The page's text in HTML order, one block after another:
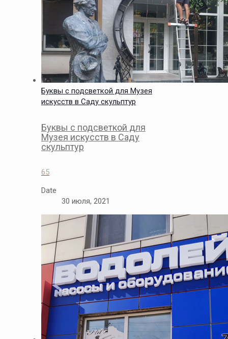
Буквы с подсветкой для Музея
искусств в Саду скульптур
Буквы с подсветкой для
Музея искусств в Саду
скульптур
65
Date
30 июля, 2021